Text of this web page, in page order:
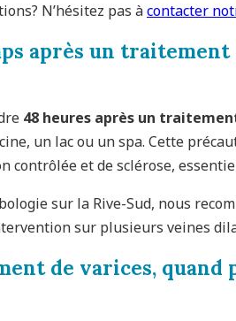
N’hésitez pas àcontacter
après un
48 heures après un
un lac ou un spa. Cette
contrôlée et de sclérose,
sur la Rive-Sud, nous
sur plusieurs veines
de varices, quand